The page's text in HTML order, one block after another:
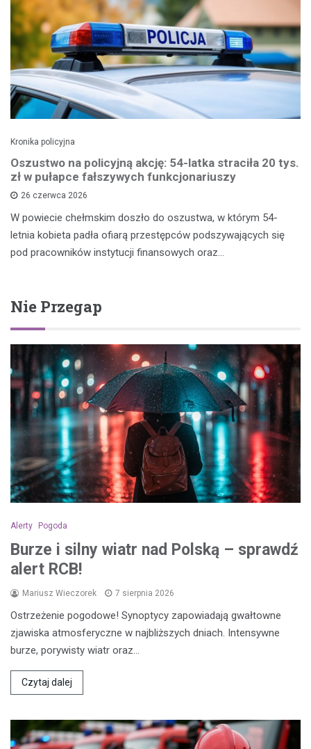
Kronika policyjna
Oszustwo na policyjną akcję: 54-latka straciła 20 tys.
zł w pułapce fałszywych funkcjonariuszy
26 czerwca 2026
W powiecie chełmskim doszło do oszustwa, w którym 54-
letnia kobieta padła ofiarą przestępców podszywających się
pod pracowników instytucji finansowych oraz…
Nie Przegap
Alerty Pogoda
Burze i silny wiatr nad Polską – sprawdź
alert RCB!
Mariusz Wieczorek 7 sierpnia 2026
Ostrzeżenie pogodowe! Synoptycy zapowiadają gwałtowne
zjawiska atmosferyczne w najbliższych dniach. Intensywne
burze, porywisty wiatr oraz…
Czytaj dalej